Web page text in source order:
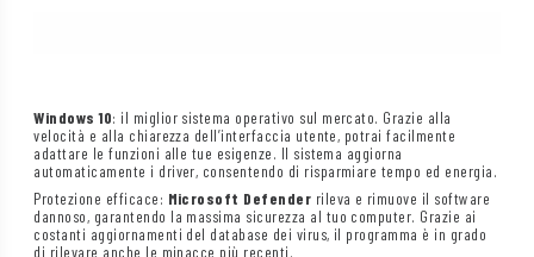
Windows 10: il miglior sistema operativo sul mercato. Grazie alla
velocità e alla chiarezza dell’interfaccia utente, potrai facilmente
adattare le funzioni alle tue esigenze. Il sistema aggiorna
automaticamente i driver, consentendo di risparmiare tempo ed energia.
Protezione efficace: Microsoft Defender rileva e rimuove il software
dannoso, garantendo la massima sicurezza al tuo computer. Grazie ai
costanti aggiornamenti del database dei virus, il programma è in grado
di rilevare anche le minacce più recenti.